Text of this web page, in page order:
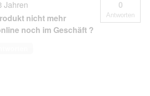
Jahren
nicht mehr
noch im Geschäft ?
0
Antworten